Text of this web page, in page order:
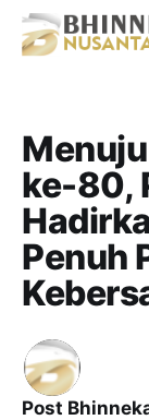
ke-80,
Penuh
Post